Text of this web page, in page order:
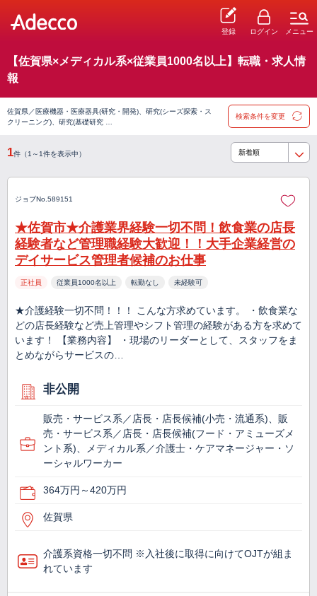
登録 ログイン メニュー
【佐賀県×メディカル系×従業員1000名以上】転職・求人情
報
佐賀県／医療機器・医療器具(研究・開発)、研究(シーズ探索・ス
クリーニング)、研究(基礎研究 …
検索条件を変更
1件（1～1件を表示中）
ジョブNo.589151
★佐賀市★介護業界経験一切不問！飲食業の店長
経験者など管理職経験大歓迎！！大手企業経営の
デイサービス管理者候補のお仕事
正社員 従業員1000名以上 転勤なし 未経験可
★介護経験一切不問！！！ こんな方求めています。 ・飲食業な
どの店長経験など売上管理やシフト管理の経験がある方を求めて
います！ 【業務内容】 ・現場のリーダーとして、スタッフをま
とめながらサービスの…
非公開
販売・サービス系／店長・店長候補(小売・流通系)、販
売・サービス系／店長・店長候補(フード・アミューズメ
ント系)、メディカル系／介護士・ケアマネージャー・ソ
ーシャルワーカー
364万円～420万円
佐賀県
介護系資格一切不問 ※入社後に取得に向けてOJTが組ま
れています